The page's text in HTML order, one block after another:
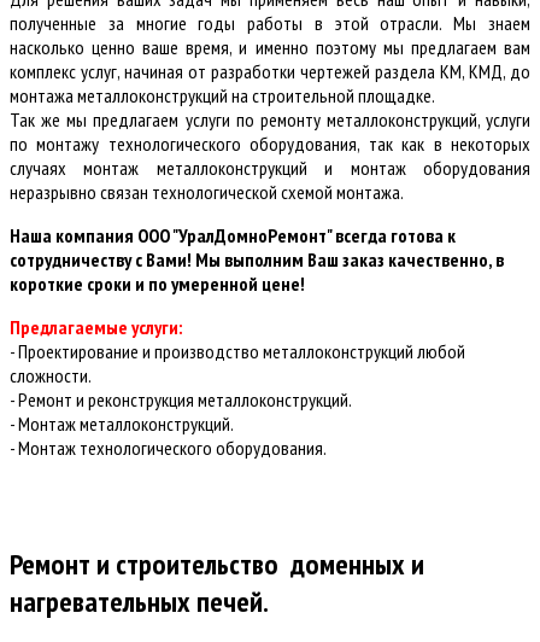
полученные за многие годы работы в этой отрасли. Мы знаем
насколько ценно ваше время, и именно поэтому мы предлагаем вам
комплекс услуг, начиная от разработки чертежей раздела КМ, КМД, до
монтажа металлоконструкций на строительной площадке.
Так же мы предлагаем услуги по ремонту металлоконструкций, услуги
по монтажу технологического оборудования, так как в некоторых
случаях монтаж металлоконструкций и монтаж оборудования
неразрывно связан технологической схемой монтажа.
Наша компания ООО "УралДомноРемонт" всегда готова к
сотрудничеству с Вами! Мы выполним Ваш заказ качественно, в
короткие сроки и по умеренной цене!
Предлагаемые услуги:
- Проектирование и производство металлоконструкций любой
сложности.
- Ремонт и реконструкция металлоконструкций.
- Монтаж металлоконструкций.
- Монтаж технологического оборудования.
Ремонт и строительство доменных и
нагревательных печей.